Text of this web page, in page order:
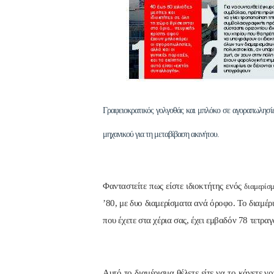
Γραφειοκρατικός γολγοθάς και μπλόκο σε
μηχανικού για τη μεταβίβαση ακινήτου.
Φανταστείτε πως είστε ιδιοκτήτης ενός
’80, με δυο διαμερίσματα ανά όροφο. Το
που έχετε στα χέρια σας, έχει εμβαδόν 78